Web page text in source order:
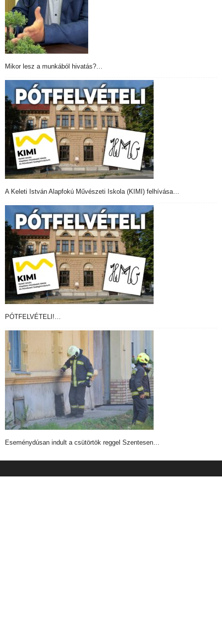
Mikor lesz a munkából hivatás?…
A Keleti István Alapfokú Művészeti Iskola (KIMI) felhívása…
PÓTFELVÉTELI!…
Eseménydúsan indult a csütörtök reggel Szentesen…